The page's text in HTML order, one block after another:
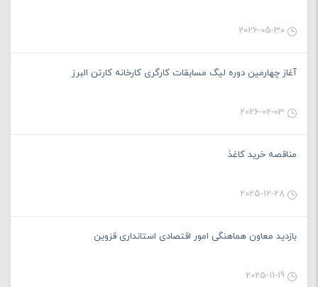
2026-05-30
آغاز چهارمین دوره لیگ مسابقات کارگری کارخانه کارتن البرز
2026-02-03
مناقصه خرید کاغذ
2025-12-28
بازدید معاون هماهنگی امور اقتصادی استانداری قزوین
2025-11-19